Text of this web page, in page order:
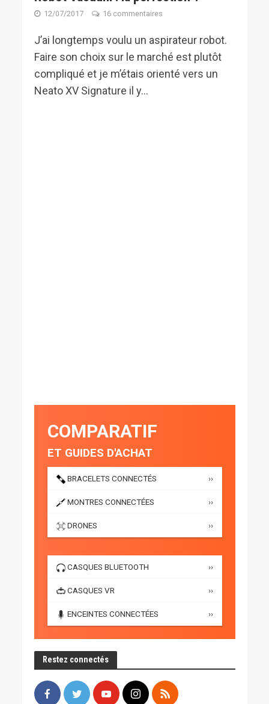
12/07/2017 16 commentaires
J’ai longtemps voulu un aspirateur robot.
Faire son choix sur le marché est plutôt
compliqué et je m’étais orienté vers un
Neato XV Signature il y...
COMPARATIF
ET GUIDES D'ACHAT
BRACELETS CONNECTÉS ››
MONTRES CONNECTÉES ››
DRONES ››
CASQUES BLUETOOTH ››
CASQUES VR ››
ENCEINTES CONNECTÉES ››
Restez connectés